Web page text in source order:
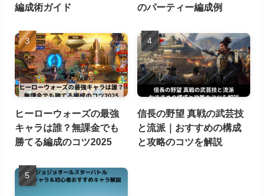
編成術ガイド のパーティー編成例
ヒーローウォーズの最強
キャラは誰？無課金でも
勝てる編成のコツ2025
信長の野望 真戦の武芸技
と流派｜おすすめの構成
と攻略のコツを解説